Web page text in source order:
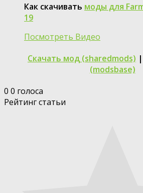
Как скачивать моды для
19
Посмотреть Видео
Скачать мод (sharedmods) |
(modsbase)
0 0 голоса
Рейтинг статьи